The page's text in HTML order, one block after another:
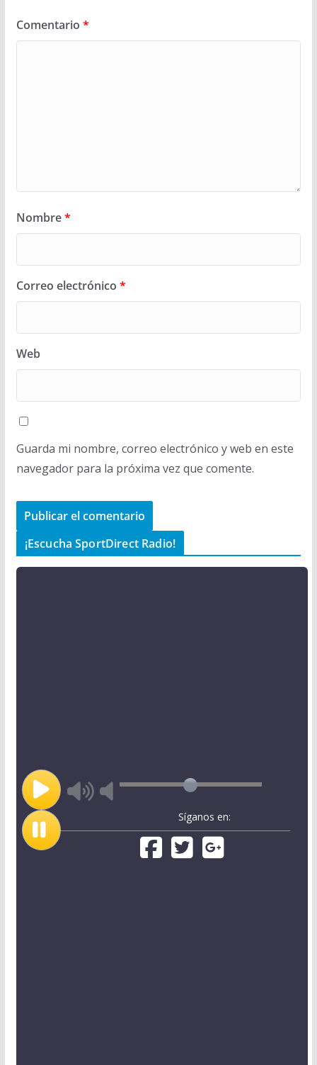
Comentario *
Nombre*
Correo electrónico *
Web
Guarda mi nombre, correo electrónico y web en este
navegador para la próxima vez que comente.
¡Escucha SportDirect Radio!
Síganos en: